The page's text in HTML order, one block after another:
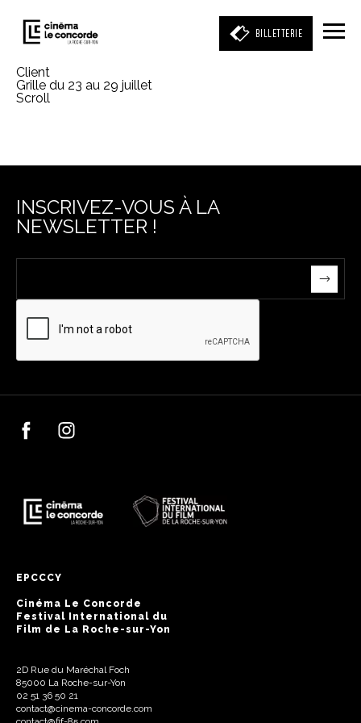
BILLETTERIE
Client
Grille du 23 au 29 juillet
Scroll
INSCRIVEZ-VOUS À LA
NEWSLETTER !
EPCCCY
Cinéma Le Concorde
Festival International du
Film de La Roche-sur-Yon
2D Rue du Maréchal Foch
85000 La Roche-sur-Yon
02 51 36 50 21
contact@cinema-concorde.com